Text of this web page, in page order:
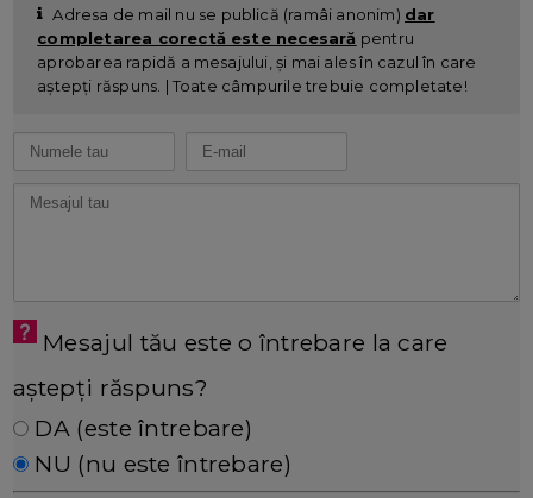
Adresa de mail nu se publică (ramâi anonim) dar
completarea corectă este necesară pentru
aprobarea rapidă a mesajului, și mai ales în cazul în care
aștepți răspuns. | Toate câmpurile trebuie completate!
Mesajul tău este o întrebare la care
aștepți răspuns?
DA (este întrebare)
NU (nu este întrebare)